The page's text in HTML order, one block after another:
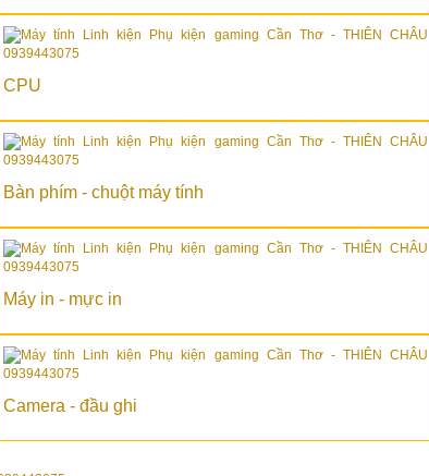
CPU
Bàn phím - chuột máy tính
Máy in - mực in
Camera - đầu ghi